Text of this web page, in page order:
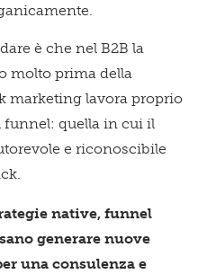
è che nel B2B la
molto prima della
marketing lavora proprio
funnel: quella in cui il
e riconoscibile
native, funnel
generare nuove
una consulenza e